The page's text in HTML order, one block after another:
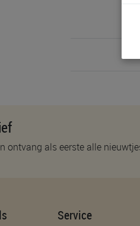
ontvang als eerste alle
Service